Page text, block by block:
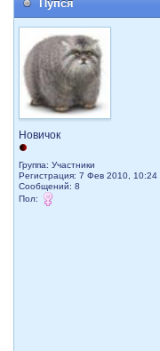
Пупся
Новичок
Группа: Участники
Регистрация: 7 Фев 2010, 10:24
Сообщений: 8
Пол: